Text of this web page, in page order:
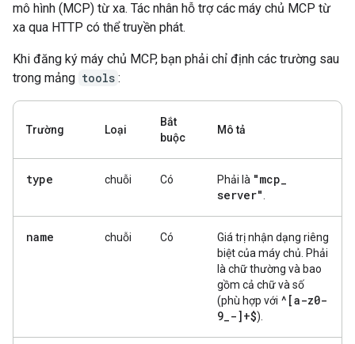
mô hình (MCP) từ xa. Tác nhân hỗ trợ các máy chủ MCP từ
xa qua HTTP có thể truyền phát.
Khi đăng ký máy chủ MCP, bạn phải chỉ định các trường sau
trong mảng tools :
Trường Loại
Bắt
buộc
Mô tả
type chuỗi Có Phải là "mcp_
server"
name chuỗi Có
Giá trị nhận dạng riêng
biệt của máy chủ. Phải
là chữ thường và bao
gồm cả chữ và số
(phù hợp với ^[a-z0-
9_-]+$).